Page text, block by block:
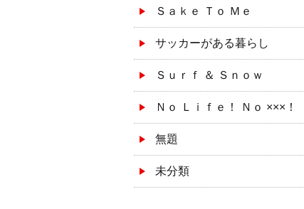
Ｓａｋｅ Ｔｏ Ｍｅ
サッカーがある暮らし
Ｓｕｒｆ ＆ Ｓｎｏｗ
Ｎｏ Ｌｉｆｅ！ Ｎｏ ×××！
無題
未分類